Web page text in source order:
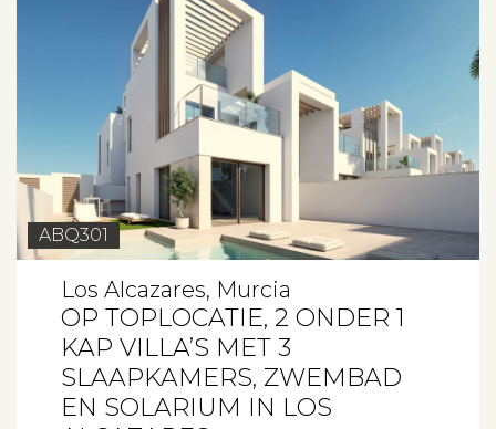
ABQ301
Los Alcazares, Murcia
OP TOPLOCATIE, 2 ONDER 1
KAP VILLA’S MET 3
SLAAPKAMERS, ZWEMBAD
EN SOLARIUM IN LOS